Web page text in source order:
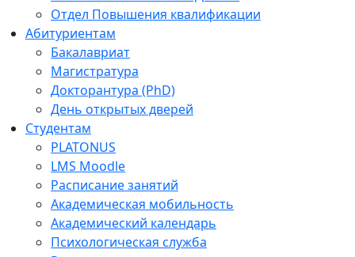
Отдел Повышения квалификации
Абитуриентам
Бакалавриат
Магистратура
Докторантура (PhD)
День открытых дверей
Студентам
PLATONUS
LMS Moodle
Расписание занятий
Академическая мобильность
Академический календарь
Психологическая служба